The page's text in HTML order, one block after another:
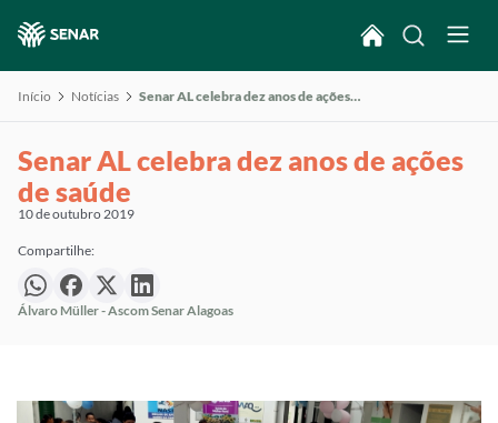
Início Notícias Senar AL celebra dez anos de ações de saúde
Senar AL celebra dez anos de ações
de saúde
10 de outubro 2019
Compartilhe:
Álvaro Müller - Ascom Senar Alagoas